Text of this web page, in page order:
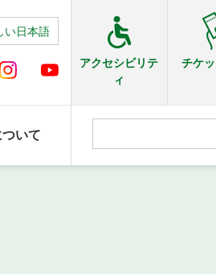
い日本語
アクセシビリテ
ィ
チケ
いて